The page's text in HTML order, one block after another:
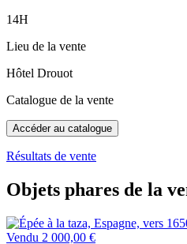
14H
Lieu de la vente
Hôtel Drouot
Catalogue de la vente
Accéder au catalogue
Résultats de vente
Objets phares de la
Vendu 2 000,00 €